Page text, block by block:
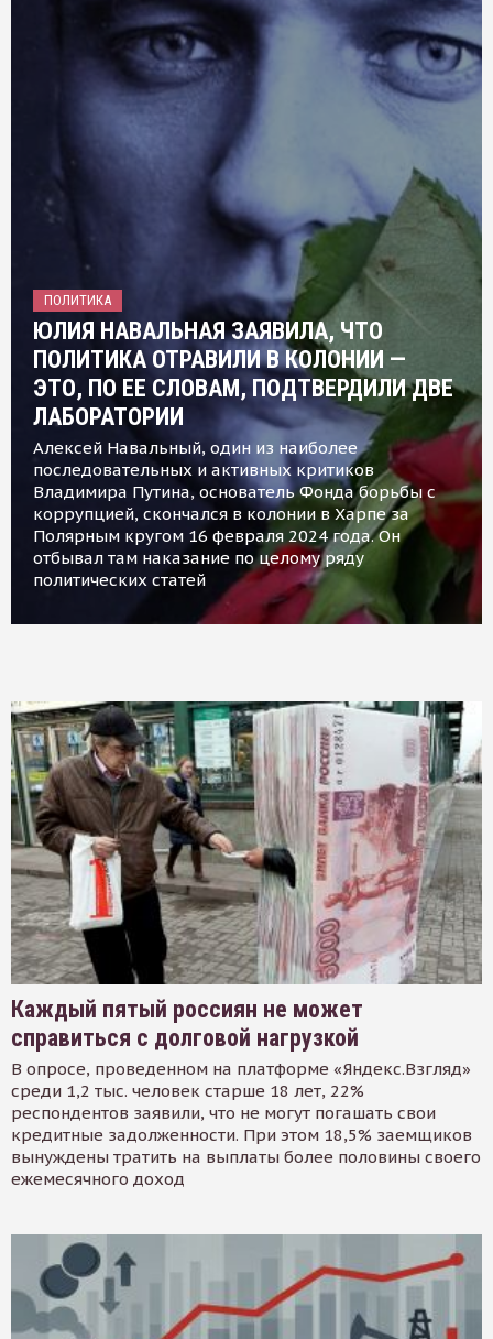
ПОЛИТИКА
ЮЛИЯ НАВАЛЬНАЯ ЗАЯВИЛА, ЧТО
ПОЛИТИКА ОТРАВИЛИ В КОЛОНИИ —
ЭТО, ПО ЕЕ СЛОВАМ, ПОДТВЕРДИЛИ ДВЕ
ЛАБОРАТОРИИ
Алексей Навальный, один из наиболее
последовательных и активных критиков
Владимира Путина, основатель Фонда борьбы с
коррупцией, скончался в колонии в Харпе за
Полярным кругом 16 февраля 2024 года. Он
отбывал там наказание по целому ряду
политических статей
Каждый пятый россиян не может
справиться с долговой нагрузкой
В опросе, проведенном на платформе «Яндекс.Взгляд»
среди 1,2 тыс. человек старше 18 лет, 22%
респондентов заявили, что не могут погашать свои
кредитные задолженности. При этом 18,5% заемщиков
вынуждены тратить на выплаты более половины своего
ежемесячного доход